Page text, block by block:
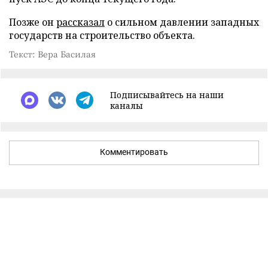
Позже он рассказал о сильном давлении западных
государств на строительство объекта.
Текст: Вера Басилая
Подписывайтесь на наши
каналы
Комментировать